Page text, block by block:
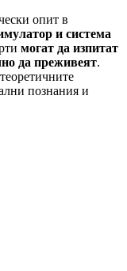
опит в
и система
могат да изпитат
да преживеят.
познания и